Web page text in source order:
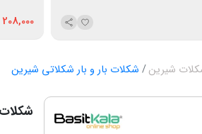
208,000
شیرین شکلات بار و بار شکلاتی شیرین
شکلات